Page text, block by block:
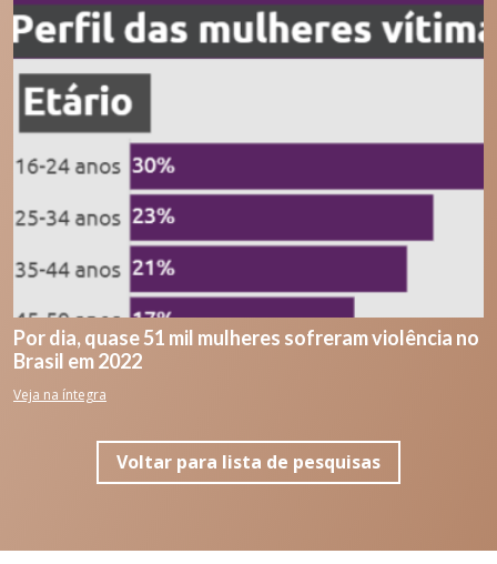
Por dia, quase 51 mil mulheres sofreram violência no
Brasil em 2022
Veja na íntegra
Voltar para lista de pesquisas